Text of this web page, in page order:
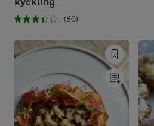
(60)